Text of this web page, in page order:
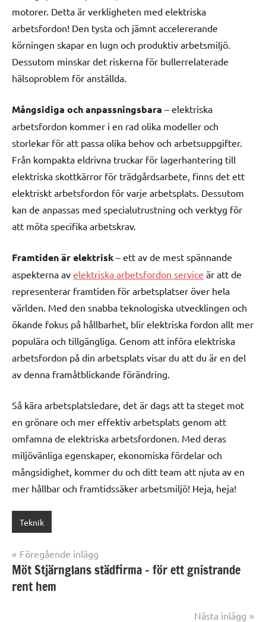
motorer. Detta är verkligheten med elektriska
arbetsfordon! Den tysta och jämnt accelererande
körningen skapar en lugn och produktiv arbetsmiljö.
Dessutom minskar det riskerna för bullerrelaterade
hälsoproblem för anställda.
Mångsidiga och anpassningsbara – elektriska
arbetsfordon kommer i en rad olika modeller och
storlekar för att passa olika behov och arbetsuppgifter.
Från kompakta eldrivna truckar för lagerhantering till
elektriska skottkärror för trädgårdsarbete, finns det ett
elektriskt arbetsfordon för varje arbetsplats. Dessutom
kan de anpassas med specialutrustning och verktyg för
att möta specifika arbetskrav.
Framtiden är elektrisk – ett av de mest spännande
aspekterna av elektriska arbetsfordon service är att de
representerar framtiden för arbetsplatser över hela
världen. Med den snabba teknologiska utvecklingen och
ökande fokus på hållbarhet, blir elektriska fordon allt mer
populära och tillgängliga. Genom att införa elektriska
arbetsfordon på din arbetsplats visar du att du är en del
av denna framåtblickande förändring.
Så kära arbetsplatsledare, det är dags att ta steget mot
en grönare och mer effektiv arbetsplats genom att
omfamna de elektriska arbetsfordonen. Med deras
miljövänliga egenskaper, ekonomiska fördelar och
mångsidighet, kommer du och ditt team att njuta av en
mer hållbar och framtidssäker arbetsmiljö! Heja, heja!
Teknik
Inläggsnavigering
Föregående inlägg
Möt Stjärnglans städfirma – för ett gnistrande
rent hem
Nästa inlägg